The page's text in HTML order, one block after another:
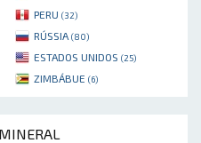
PERU (32)
RÚSSIA (80)
ESTADOS UNIDOS (25)
ZIMBÁBUE (6)